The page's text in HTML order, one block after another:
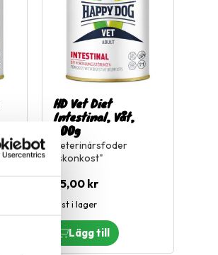
HD Vet Diet
Intestinal, Våt,
400g
Veterinärsfoder
"skonkost"
55,00 kr
1 st i lager